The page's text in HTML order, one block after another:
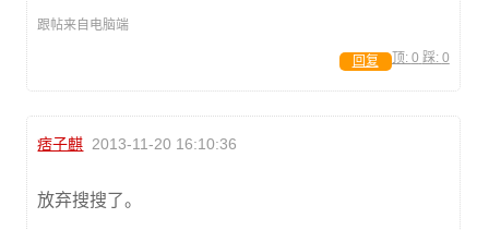
跟帖来自电脑端
顶: 0 踩: 0
回复
痞子麒 2013-11-20 16:10:36
放弃搜搜了。